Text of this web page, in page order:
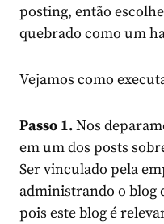
posting, então
quebrado como um
Vejamos como
Passo 1.Nos
em um dos posts
Ser vinculado pela
administrando o blog
pois este blog é